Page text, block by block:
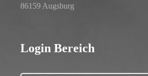
86159 Augsburg
Login Bereich